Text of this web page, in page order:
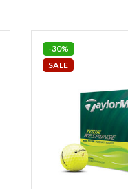
-30%
SALE